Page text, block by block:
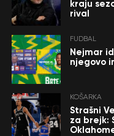
kraju
rival
FUDBAL
Nejmar
njegovo
KOŠARKA
Strašni
za brejk: